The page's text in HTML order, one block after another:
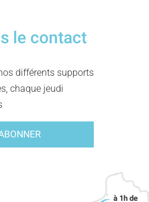
le contact
différents supports
chaque jeudi